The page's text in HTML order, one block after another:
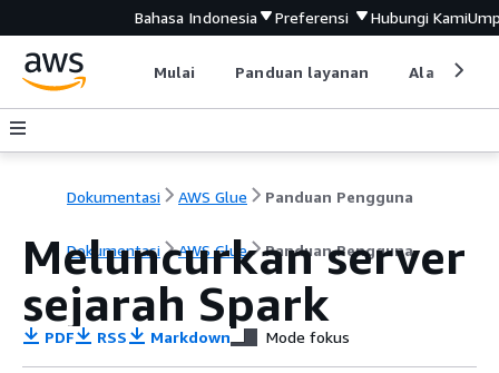
Bahasa Indonesia Preferensi Hubungi Kami
Mulai Panduan layanan Alat
Dokumentasi AWS Glue Panduan Pengguna
Dokumentasi AWS Glue Panduan Pengguna
Meluncurkan server
sejarah Spark
PDF RSS Markdown Mode fokus